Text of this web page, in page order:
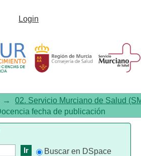
Docencia por
Login
→
02. Servicio Murciano de Salud
fecha de publicación
Buscar en DSpace